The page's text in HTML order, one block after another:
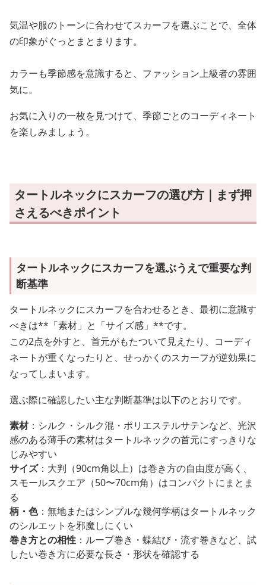
気温や服のトーンに合わせてスカーフを選ぶことで、全体
の印象がぐっとまとまります。
カラーも季節感を意識すると、ファッション上級者の雰囲
気に。
お気に入りの一枚を見つけて、季節ごとのコーディネート
を楽しみましょう。
タートルネックにスカーフの選び方｜まず押
さえるべきポイント
タートルネックにスカーフを選ぶうえで重要な判
断基準
タートルネックにスカーフを合わせるとき、最初に意識す
べきは**「素材」と「サイズ感」**です。
この2点を外すと、首元がもたついて見えたり、コーディ
ネートが重くなったりと、せっかくのスカーフが逆効果に
なってしまいます。
選ぶ際に確認したい主な判断基準は以下のとおりです。
素材：シルク・シルク混・ポリエステルサテンなど、光沢
感のある薄手の素材はタートルネックの首元にすっきりな
じみやすい
サイズ：大判（90cm角以上）は巻き方の自由度が高く、
スモールスクエア（50〜70cm角）はコンパクトにまとま
る
柄・色：無地またはシンプルな幾何学柄はタートルネック
のシルエットを邪魔しにくい
巻き方との相性 ：ループ巻き・蝶結び・流す巻きなど、試
したい巻き方に必要な長さ・形状を確認する